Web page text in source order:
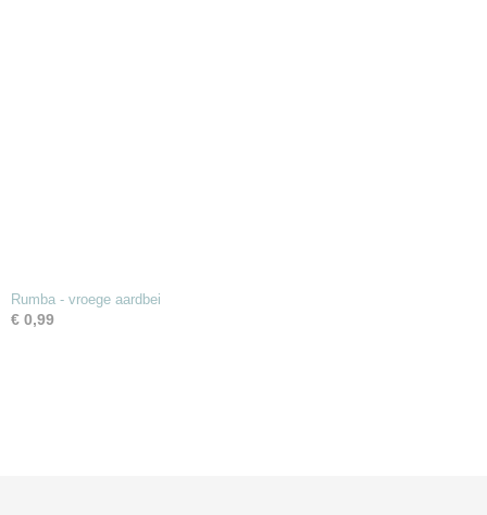
Rumba - vroege aardbei
€ 0,99